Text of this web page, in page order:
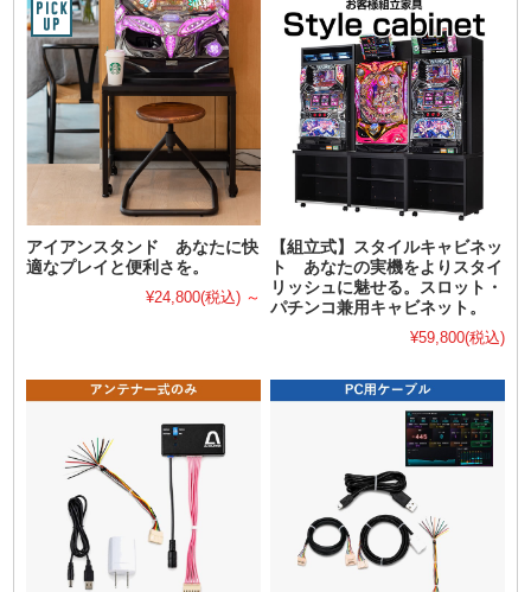
アイアンスタンド あなたに快
適なプレイと便利さを。
¥24,800(税込) ～
【組立式】スタイルキャビネッ
ト あなたの実機をよりスタイ
リッシュに魅せる。スロット・
パチンコ兼用キャビネット。
¥59,800(税込)